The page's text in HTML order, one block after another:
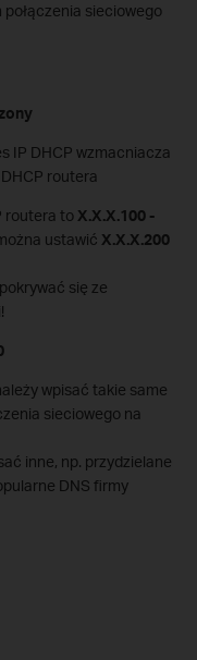
połączenia sieciowego
IP DHCP wzmacniacza
routera
routera to X.X.X.100 -
ustawić X.X.X.200
się ze
wpisać takie same
sieciowego na
inne, np. przydzielane
DNS firmy